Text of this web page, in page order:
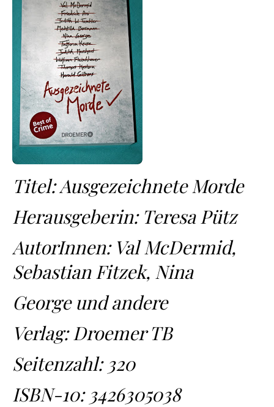
Titel: Ausgezeichnete Morde
Herausgeberin: Teresa Pütz
AutorInnen: Val McDermid,
Sebastian Fitzek, Nina
George und andere
Verlag: Droemer TB
Seitenzahl: 320
ISBN-10: 3426305038